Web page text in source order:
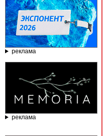
реклама
реклама